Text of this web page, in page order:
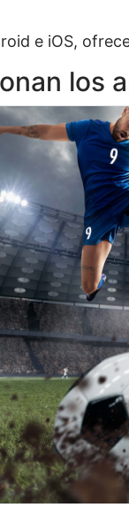
e iOS,
los